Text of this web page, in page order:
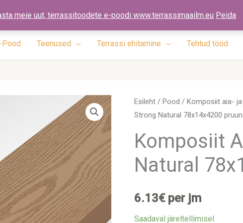
meie uut, terrassitoodete e-poodi www.terrassimaailm.eu Peida
Pood Teenused Terrassi ehitamine Tehtud tööd
Esileht/ Pood / Komposiit aia-
Strong Natural 78x14x4200 pruun
Komposiit
Natural
6.13€per jm
Saadaval järeltellimisel
Komposiit
Aialaud
Natural
78x14x4200
pruun